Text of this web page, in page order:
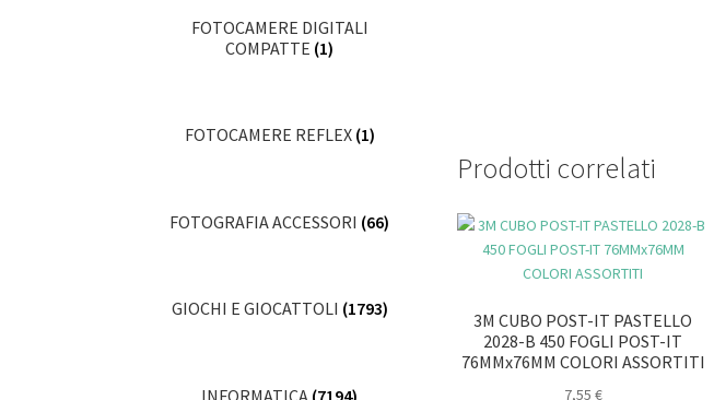
Prodotti correlati
3M CUBO POST-IT PASTELLO
2028-B 450 FOGLI POST-IT
76MMx76MM COLORI ASSORTITI
7,55 €
FOTOCAMERE DIGITALI
COMPATTE (1)
FOTOCAMERE REFLEX (1)
FOTOGRAFIA ACCESSORI (66)
GIOCHI E GIOCATTOLI (1793)
INFORMATICA (7194)